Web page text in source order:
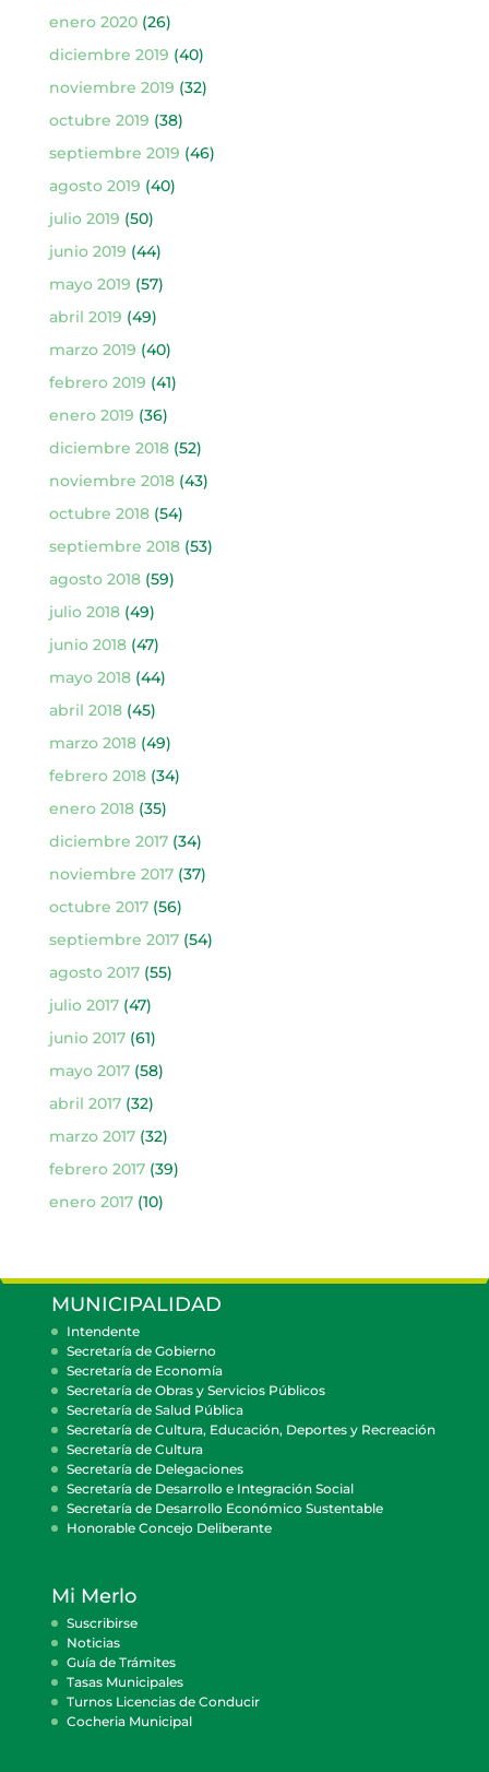
enero 2020(26)
diciembre 2019 (40)
noviembre 2019 (32)
octubre 2019 (38)
septiembre 2019 (46)
agosto 2019 (40)
julio 2019 (50)
junio 2019 (44)
mayo 2019 (57)
abril 2019 (49)
marzo 2019 (40)
febrero 2019 (41)
enero 2019 (36)
diciembre 2018(52)
noviembre 2018(43)
octubre 2018(54)
septiembre 2018(53)
agosto 2018(59)
julio 2018(49)
junio 2018(47)
mayo 2018(44)
abril 2018(45)
marzo 2018(49)
febrero 2018(34)
enero 2018(35)
diciembre 2017(34)
noviembre 2017(37)
octubre 2017(56)
septiembre 2017(54)
agosto 2017(55)
julio 2017(47)
junio 2017(61)
mayo 2017(58)
abril 2017(32)
marzo 2017(32)
febrero 2017(39)
enero 2017(10)
MUNICIPALIDAD
Intendente
Secretaría de Gobierno
Secretaría de Economía
Secretaría de Obras y Servicios Públicos
Secretaría de Salud Pública
Secretaría de Cultura, Educación, Deportes y Recreación
Secretaría de Cultura
Secretaría de Delegaciones
Secretaría de Desarrollo e Integración Social
Secretaría de Desarrollo Económico Sustentable
Honorable Concejo Deliberante
Mi Merlo
Suscribirse
Noticias
Guía de Trámites
Tasas Municipales
Turnos Licencias de Conducir
Cocheria Municipal